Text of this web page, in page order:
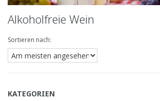
Alkoholfreie Wein
Sortieren nach:
KATEGORIEN